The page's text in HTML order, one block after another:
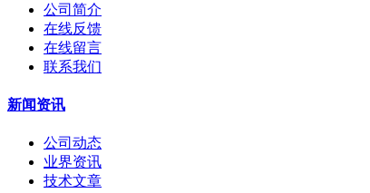
公司简介
在线反馈
在线留言
联系我们
新闻资讯
公司动态
业界资讯
技术文章